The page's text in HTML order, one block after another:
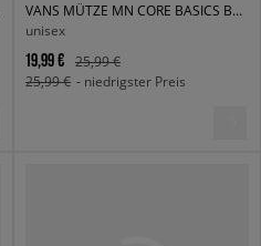
VANS MÜTZE MN CORE BASICS BEANIE
unisex
19,99 €
25,99 €
25,99 € - niedrigster Preis